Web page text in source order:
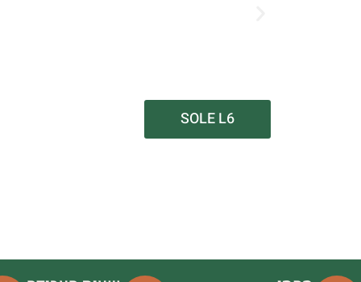
SOLE L6